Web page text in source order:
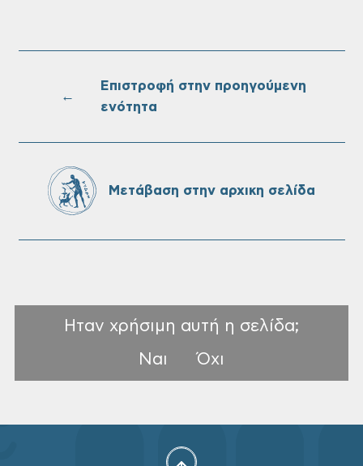
Τακτική συνεδρίαση Δημοτικής Επιτροπής
←
Επιστροφή στην προηγούμενη
ενότητα
Μετάβαση στην αρχικη σελίδα
Ηταν χρήσιμη αυτή η σελίδα;
Ναι
Όχι